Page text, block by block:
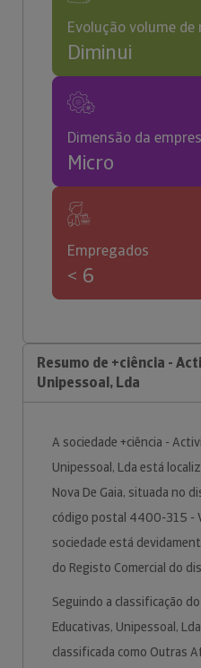
Evolução volume de
Diminui
Dimensão da
Micro
Empregados
< 6
Resumo de +ciência -
Unipessoal, Lda
A sociedade +ciência -
Unipessoal, Lda está
Nova De Gaia, situada no
código postal 4400-315 -
sociedade está
do Registo Comercial do
Seguindo a classificação
Educativas, Unipessoal,
classificada como Outras